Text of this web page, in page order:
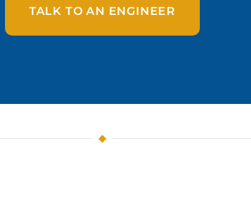
TALK TO AN ENGINEER